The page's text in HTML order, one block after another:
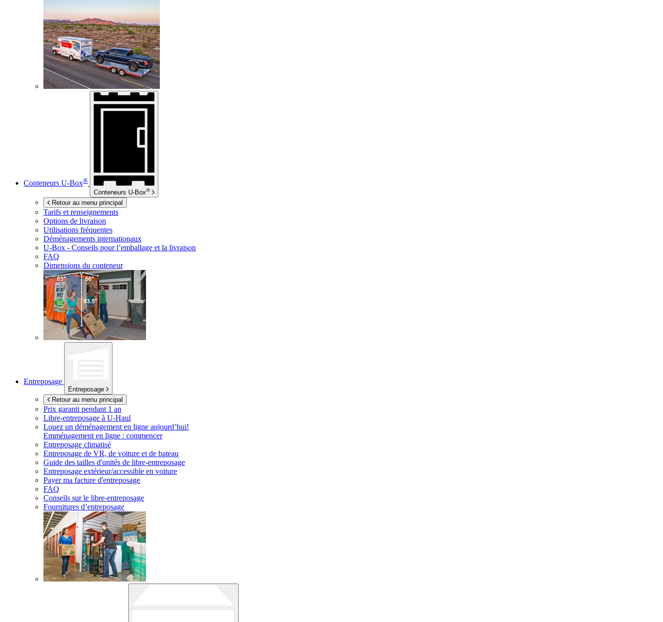
Conteneurs U-Box®
Conteneurs U-Box®
Retour au menu principal
Tarifs et renseignements
Options de livraison
Utilisations fréquentes
Déménagements internationaux
U-Box - Conseils pour l’emballage et la livraison
FAQ
Dimensions du conteneur
Entreposage
Entreposage
Retour au menu principal
Prix garanti pendant 1 an
Libre-entreposage à U-Haul
Louez un déménagement en ligne aujourd’hui!
Emménagement en ligne : commencer
Entreposage climatisé
Entreposage de VR, de voiture et de bateau
Guide des tailles d'unités de libre-entreposage
Entreposage extérieur/accessible en voiture
Payer ma facture d'entreposage
FAQ
Conseils sur le libre-entreposage
Fournitures d’entreposage